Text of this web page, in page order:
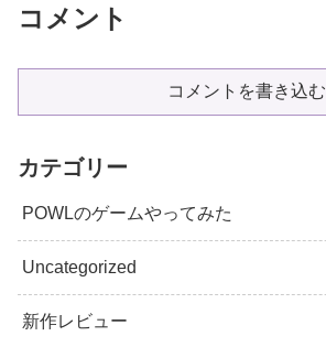
コメント
コメントを書き込む
カテゴリー
POWLのゲームやってみた
Uncategorized
新作レビュー